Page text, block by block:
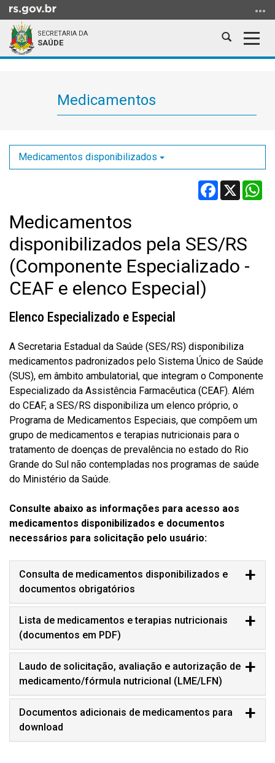
para
conteúdo
busca
SECRETARIA DA
SAÚDE
Abrir
Medicamentos
Medicamentos disponibilizados
Facebook
X
Medicamentos
disponibilizados pela SES/RS
(Componente Especializado -
CEAF e elenco Especial)
Elenco Especializado e Especial
A Secretaria Estadual da Saúde (SES/RS) disponibiliza
medicamentos padronizados pelo Sistema Único de Saúde
(SUS), em âmbito ambulatorial, que integram o Componente
Especializado da Assistência Farmacêutica (CEAF). Além
do CEAF, a SES/RS disponibiliza um elenco próprio, o
Programa de Medicamentos Especiais, que compõem um
grupo de medicamentos e terapias nutricionais para o
tratamento de doenças de prevalência no estado do Rio
Grande do Sul não contempladas nos programas de saúde
do Ministério da Saúde.
Consulte abaixo as informações para acesso aos
medicamentos disponibilizados e documentos
necessários para solicitação pelo usuário:
Consulta de medicamentos disponibilizados e
documentos obrigatórios
Lista de medicamentos e terapias nutricionais
(documentos em PDF)
Laudo de solicitação, avaliação e autorização de
medicamento/fórmula nutricional (LME/LFN)
Documentos adicionais de medicamentos para
download